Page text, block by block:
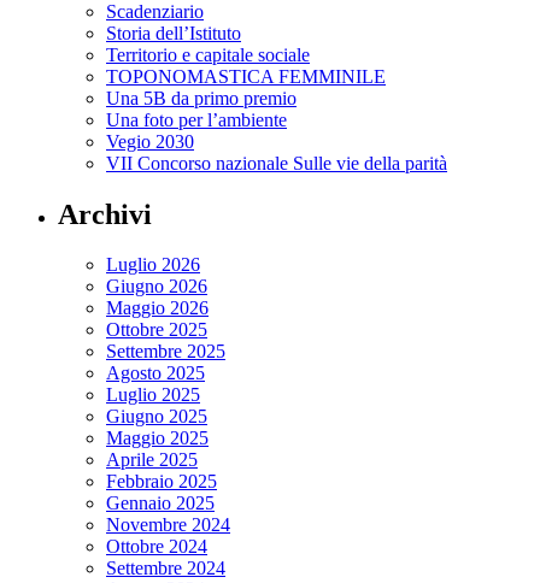
Scadenziario
Storia dell’Istituto
Territorio e capitale sociale
TOPONOMASTICA FEMMINILE
Una 5B da primo premio
Una foto per l’ambiente
Vegio 2030
VII Concorso nazionale Sulle vie della parità
Archivi
Luglio 2026
Giugno 2026
Maggio 2026
Ottobre 2025
Settembre 2025
Agosto 2025
Luglio 2025
Giugno 2025
Maggio 2025
Aprile 2025
Febbraio 2025
Gennaio 2025
Novembre 2024
Ottobre 2024
Settembre 2024